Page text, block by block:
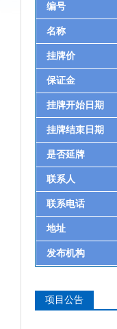
编号
名称
挂牌价
保证金
挂牌开始日期
挂牌结束日期
是否延牌
联系人
联系电话
地址
发布机构
项目公告